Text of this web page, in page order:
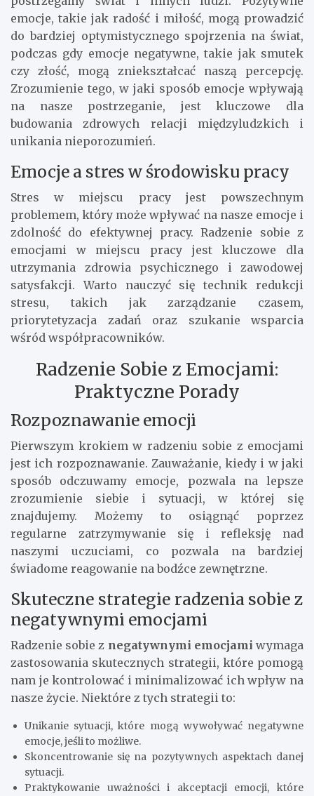
emocje, takie jak radość i miłość, mogą prowadzić
do bardziej optymistycznego spojrzenia na świat,
podczas gdy emocje negatywne, takie jak smutek
czy złość, mogą zniekształcać naszą percepcję.
Zrozumienie tego, w jaki sposób emocje wpływają
na nasze postrzeganie, jest kluczowe dla
budowania zdrowych relacji międzyludzkich i
unikania nieporozumień.
Emocje a stres w środowisku pracy
Stres w miejscu pracy jest powszechnym
problemem, który może wpływać na nasze emocje i
zdolność do efektywnej pracy. Radzenie sobie z
emocjami w miejscu pracy jest kluczowe dla
utrzymania zdrowia psychicznego i zawodowej
satysfakcji. Warto nauczyć się technik redukcji
stresu, takich jak zarządzanie czasem,
priorytetyzacja zadań oraz szukanie wsparcia
wśród współpracowników.
Radzenie Sobie z Emocjami:
Praktyczne Porady
Rozpoznawanie emocji
Pierwszym krokiem w radzeniu sobie z emocjami
jest ich rozpoznawanie. Zauważanie, kiedy i w jaki
sposób odczuwamy emocje, pozwala na lepsze
zrozumienie siebie i sytuacji, w której się
znajdujemy. Możemy to osiągnąć poprzez
regularne zatrzymywanie się i refleksję nad
naszymi uczuciami, co pozwala na bardziej
świadome reagowanie na bodźce zewnętrzne.
Skuteczne strategie radzenia sobie z
negatywnymi emocjami
Radzenie sobie z negatywnymi emocjami wymaga
zastosowania skutecznych strategii, które pomogą
nam je kontrolować i minimalizować ich wpływ na
nasze życie. Niektóre z tych strategii to:
Unikanie sytuacji, które mogą wywoływać negatywne
emocje, jeśli to możliwe.
Skoncentrowanie się na pozytywnych aspektach danej
sytuacji.
Praktykowanie uważności i akceptacji emocji, które